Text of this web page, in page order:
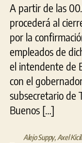
A partir de las
procederá al
por la
empleados de
el intendente de
con el
subsecretario de
Buenos […]
Alejo Suppy, Axel